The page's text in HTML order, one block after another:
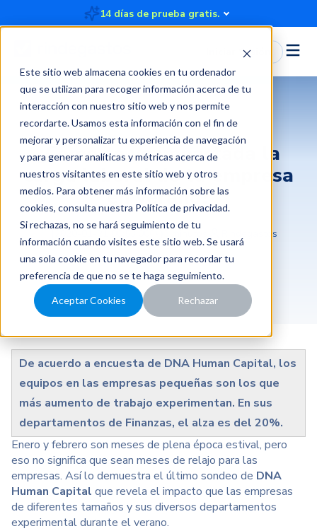
Este sitio web almacena cookies en tu ordenador
que se utilizan para recoger información acerca de tu
interacción con nuestro sitio web y nos permite
recordarte. Usamos esta información con el fin de
mejorar y personalizar tu experiencia de navegación
y para generar analíticas y métricas acerca de
nuestros visitantes en este sitio web y otros
medios. Para obtener más información sobre las
cookies, consulta nuestra Política de privacidad.
Si rechazas, no se hará seguimiento de tu
información cuando visites este sitio web. Se usará
una sola cookie en tu navegador para recordar tu
preferencia de que no se te haga seguimiento.
Aceptar Cookies Rechazar
14 días de prueba gratis.
Iniciar Sesión
¿Cómo se ve impactada la
carga laboral de tu empresa
en verano?
2020-01-21 00:53:00 Rindegastos
De acuerdo a encuesta de DNA Human Capital, los
equipos en las empresas pequeñas son los que
más aumento de trabajo experimentan. En sus
departamentos de Finanzas, el alza es del 20%.
Enero y febrero son meses de plena época estival, pero
eso no significa que sean meses de relajo para las
empresas. Así lo demuestra el último sondeo de DNA
Human Capital que revela el impacto que las empresas
de diferentes tamaños y sus diversos departamentos
experimental durante el verano.